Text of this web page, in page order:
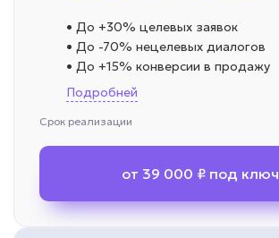
• До +30% целевых заявок
• До -70% нецелевых диалогов
• До +15% конверсии в продажу
Подробней
Срок реализации
от 39 000 ₽ под ключ